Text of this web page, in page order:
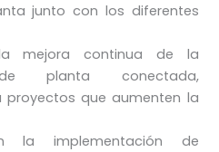
junto con los diferentes
mejora continua de la
planta conectada,
proyectos que aumenten la
la implementación de